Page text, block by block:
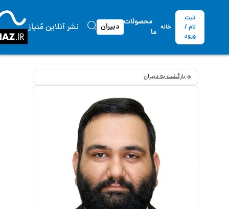
ثبت
نام /
ورود
خانه
محصولات
ما
دبیران نشر آنلاین مُنیاز
بازگشت به دبیران